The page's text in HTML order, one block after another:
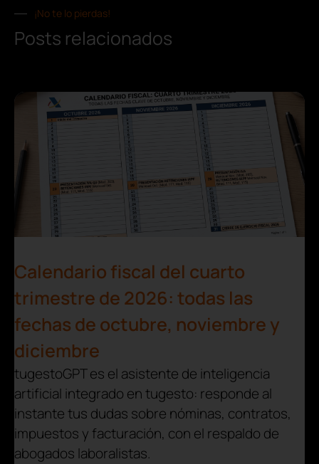
¡No te lo pierdas!
Posts relacionados
Calendario fiscal del cuarto
trimestre de 2026: todas las
fechas de octubre, noviembre y
diciembre
tugestoGPT es el asistente de inteligencia
artificial integrado en tugesto: responde al
instante tus dudas sobre nóminas, contratos,
impuestos y facturación, con el respaldo de
abogados laboralistas.